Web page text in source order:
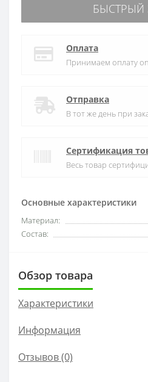
Основные характеристики
Материал:
Состав:
БЫСТРЫЙ
Оплата
Принимаем оплату
Отправка
В тот же день при
Сертификация
Весь товар
Обзор товара
Характеристики
Информация
Отзывов (0)